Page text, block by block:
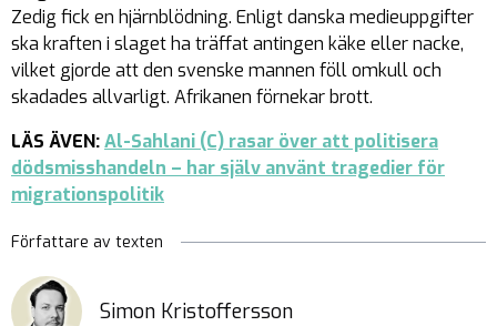
Zedig fick en hjärnblödning. Enligt danska medieuppgifter
ska kraften i slaget ha träffat antingen käke eller nacke,
vilket gjorde att den svenske mannen föll omkull och
skadades allvarligt. Afrikanen förnekar brott.
LÄS ÄVEN:Al-Sahlani (C) rasar över att politisera
dödsmisshandeln – har själv använt tragedier för
migrationspolitik
Författare av texten
Simon Kristoffersson